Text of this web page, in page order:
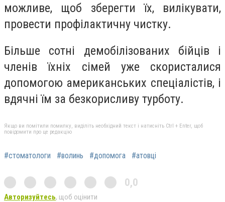
можливе, щоб зберегти їх, вилікувати,
провести профілактичну чистку.
Більше сотні демобілізованих бійців і
членів їхніх сімей уже скористалися
допомогою американських спеціалістів, і
вдячні їм за безкорисливу турботу.
Якщо ви помітили помилку, виділіть необхідний текст і натисніть Ctrl + Enter, щоб
повідомити про це редакцію
#стоматологи #волинь #допомога #атовці
0,0
Авторизуйтесь, щоб оцінити